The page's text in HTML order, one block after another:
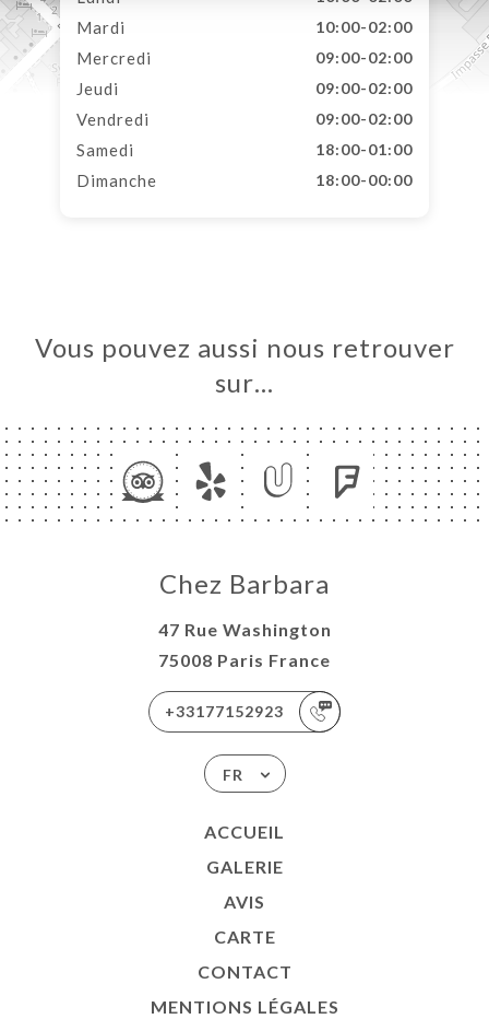
Mardi 10:00-02:00
Mercredi 09:00-02:00
Jeudi 09:00-02:00
Vendredi 09:00-02:00
Samedi 18:00-01:00
Dimanche 18:00-00:00
Vous pouvez aussi nous retrouver
sur…
Chez Barbara
47 Rue Washington
75008 Paris France
+33177152923
FR
ACCUEIL
GALERIE
AVIS
CARTE
CONTACT
MENTIONS LÉGALES